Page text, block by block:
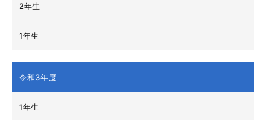
2年生
1年生
令和3年度
1年生